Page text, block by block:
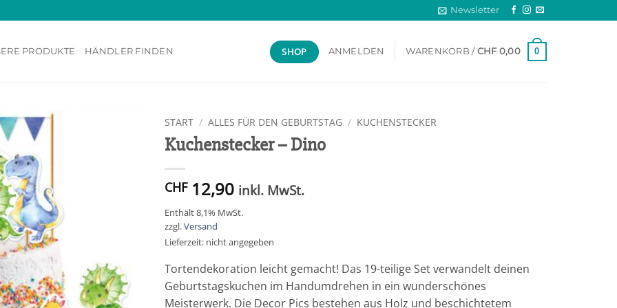
Newsletter
PRODUKTE HÄNDLER FINDEN SHOP ANMELDEN WARENKORB / CHF0,00 0
START / ALLES FÜR DEN GEBURTSTAG / KUCHENSTECKER
Kuchenstecker – Dino
CHF12,90 inkl. MwSt.
Enthält 8,1% MwSt.
zzgl.Versand
Lieferzeit: nicht angegeben
Tortendekoration leicht gemacht! Das 19-teilige Set verwandelt deinen
Geburtstagskuchen im Handumdrehen in ein wunderschönes
Meisterwerk. Die Decor Pics bestehen aus Holz und beschichtetem